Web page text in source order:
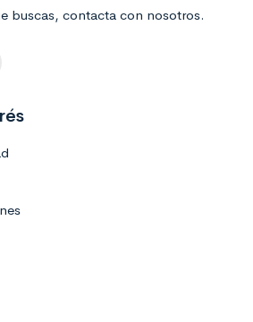
buscas, contacta con nosotros.